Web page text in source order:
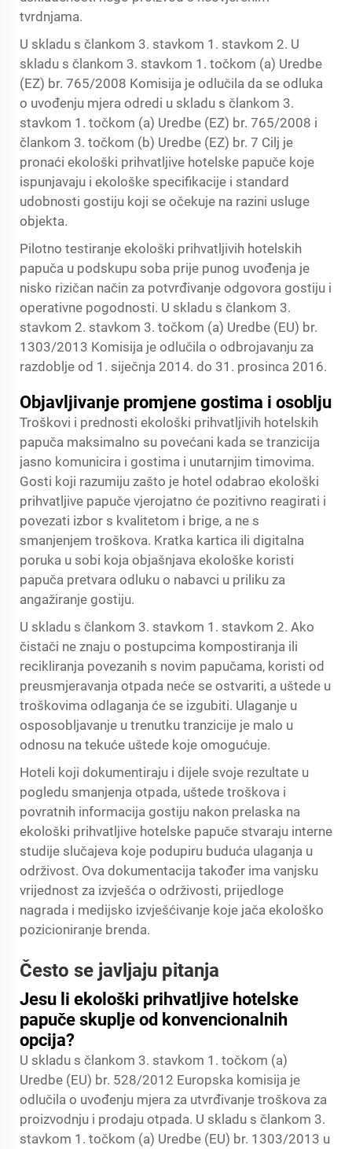
tvrdnjama.
U skladu s člankom 3. stavkom 1. stavkom 2. U
skladu s člankom 3. stavkom 1. točkom (a) Uredbe
(EZ) br. 765/2008 Komisija je odlučila da se odluka
o uvođenju mjera odredi u skladu s člankom 3.
stavkom 1. točkom (a) Uredbe (EZ) br. 765/2008 i
člankom 3. točkom (b) Uredbe (EZ) br. 7 Cilj je
pronaći ekološki prihvatljive hotelske papuče koje
ispunjavaju i ekološke specifikacije i standard
udobnosti gostiju koji se očekuje na razini usluge
objekta.
Pilotno testiranje ekološki prihvatljivih hotelskih
papuča u podskupu soba prije punog uvođenja je
nisko rizičan način za potvrđivanje odgovora gostiju i
operativne pogodnosti. U skladu s člankom 3.
stavkom 2. stavkom 3. točkom (a) Uredbe (EU) br.
1303/2013 Komisija je odlučila o odbrojavanju za
razdoblje od 1. siječnja 2014. do 31. prosinca 2016.
Objavljivanje promjene gostima i osoblju
Troškovi i prednosti ekološki prihvatljivih hotelskih
papuča maksimalno su povećani kada se tranzicija
jasno komunicira i gostima i unutarnjim timovima.
Gosti koji razumiju zašto je hotel odabrao ekološki
prihvatljive papuče vjerojatno će pozitivno reagirati i
povezati izbor s kvalitetom i brige, a ne s
smanjenjem troškova. Kratka kartica ili digitalna
poruka u sobi koja objašnjava ekološke koristi
papuča pretvara odluku o nabavci u priliku za
angažiranje gostiju.
U skladu s člankom 3. stavkom 1. stavkom 2. Ako
čistači ne znaju o postupcima kompostiranja ili
recikliranja povezanih s novim papučama, koristi od
preusmjeravanja otpada neće se ostvariti, a uštede u
troškovima odlaganja će se izgubiti. Ulaganje u
osposobljavanje u trenutku tranzicije je malo u
odnosu na tekuće uštede koje omogućuje.
Hoteli koji dokumentiraju i dijele svoje rezultate u
pogledu smanjenja otpada, uštede troškova i
povratnih informacija gostiju nakon prelaska na
ekološki prihvatljive hotelske papuče stvaraju interne
studije slučajeva koje podupiru buduća ulaganja u
održivost. Ova dokumentacija također ima vanjsku
vrijednost za izvješća o održivosti, prijedloge
nagrada i medijsko izvješćivanje koje jača ekološko
pozicioniranje brenda.
Često se javljaju pitanja
Jesu li ekološki prihvatljive hotelske
papuče skuplje od konvencionalnih
opcija?
U skladu s člankom 3. stavkom 1. točkom (a)
Uredbe (EU) br. 528/2012 Europska komisija je
odlučila o uvođenju mjera za utvrđivanje troškova za
proizvodnju i prodaju otpada. U skladu s člankom 3.
stavkom 1. točkom (a) Uredbe (EU) br. 1303/2013 u